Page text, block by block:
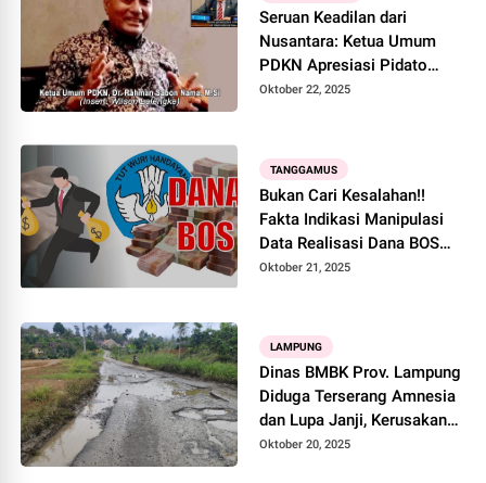
Seruan Keadilan dari
Nusantara: Ketua Umum
PDKN Apresiasi Pidato
Wilson Lalengke di PBB
Oktober 22, 2025
TANGGAMUS
Bukan Cari Kesalahan!!
Fakta Indikasi Manipulasi
Data Realisasi Dana BOS
yang Dilakukan Kepala
Oktober 21, 2025
LAMPUNG
Dinas BMBK Prov. Lampung
Diduga Terserang Amnesia
dan Lupa Janji, Kerusakan
Jalan Lintas Penghubung
Oktober 20, 2025